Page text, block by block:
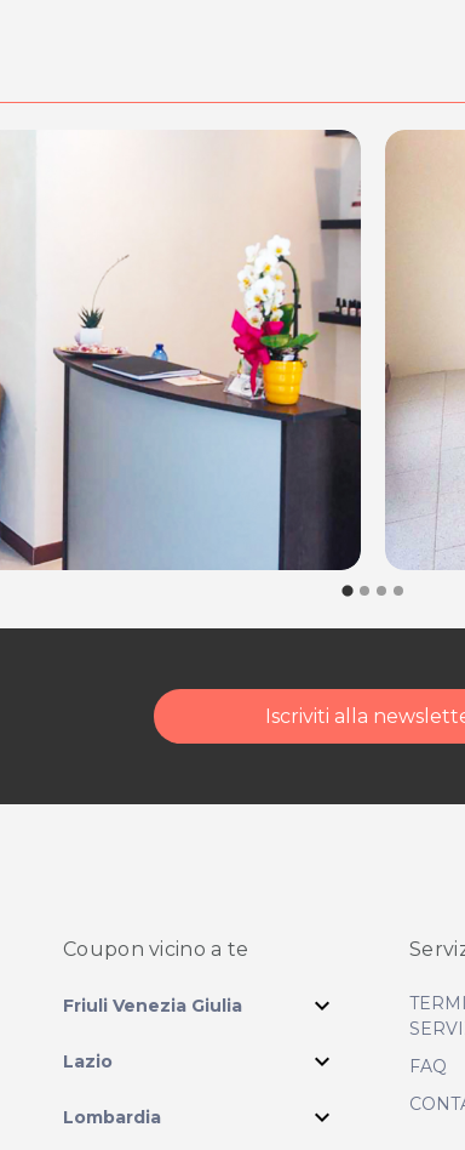
sulle modalità di acquisto scrivi
Iscriviti alla
Coupon vicino a te
Friuli Venezia Giulia expand_more
Lazio expand_more
Lombardia expand_more
FAQ